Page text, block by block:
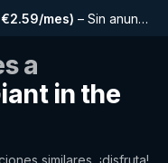
mes) – Sin anuncios, listas más largas, historial completo y acceso anticipado a nuevas funciones
a
in the
similares, ¡disfruta!